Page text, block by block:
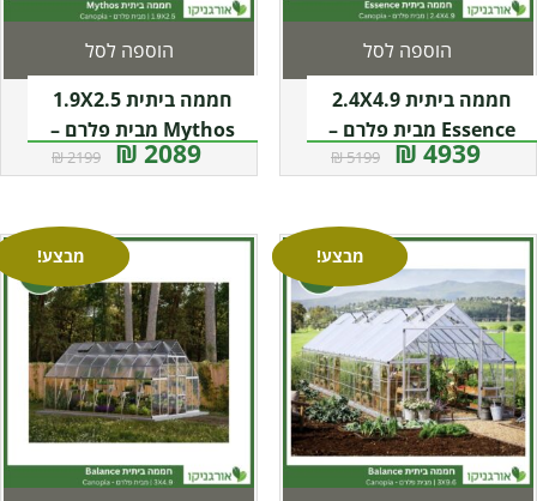
חממה ביתית 2.4X4.9
Essence מבית פלרם –
Canopia
4939 ₪
5199 ₪
הוספה לסל
חממה ביתית 1.9X2.5
Mythos מבית פלרם –
Canopia
2089 ₪
2199 ₪
הוספה לסל
מבצע! מבצע!